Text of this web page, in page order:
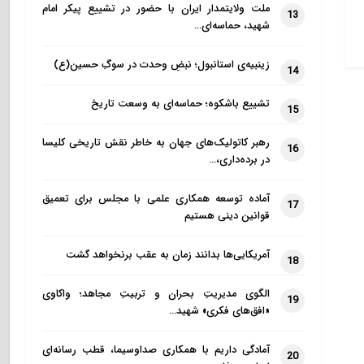
13
ملت ولایتمدار ایران با حضور در تشییع پیکر امام
شهید، حماسه‌ای…
14 زینبیه‌ی استانبول؛ نبضِ وحدت در سوگِ حسین(ع)
15 تشییع باشکوه؛ حماسه‌ای به وسعت تاریخ
16
رهبر کاتولیک‌های جهان به خاطر نقش تاریخی کلیسا
در برده‌داری،…
17
آماده توسعه همکاری علمی با مجلس برای تعمیق
قوانین دینی هستیم
18 آمریکایی‌ها بدانند زمان به عقب برنخواهد گشت
19
الگوی مدیریتِ بحران و تربیتِ مجاهد؛ واکاوی
«افق‌های فکری» شهید…
20
آمادگی داریم با همکاری صداوسیما، قطب رسانه‌ای